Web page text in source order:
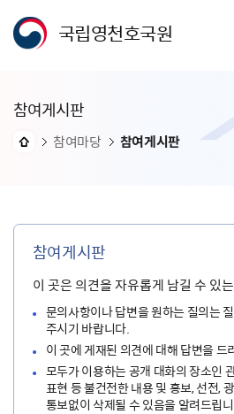
국립영천호국원
참여게시판
참여마당 참여게시판
참여게시판
이 곳은 의견을 자유롭게 남길 수 있
문의사항이나 답변을 원하는 질의는
주시기 바랍니다.
이 곳에 게재된 의견에 대해 답변을 드
모두가 이용하는 공개 대화의 장소인
표현 등 불건전한 내용 및 홍보, 선전,
통보없이 삭제될 수 있음을 알려드립